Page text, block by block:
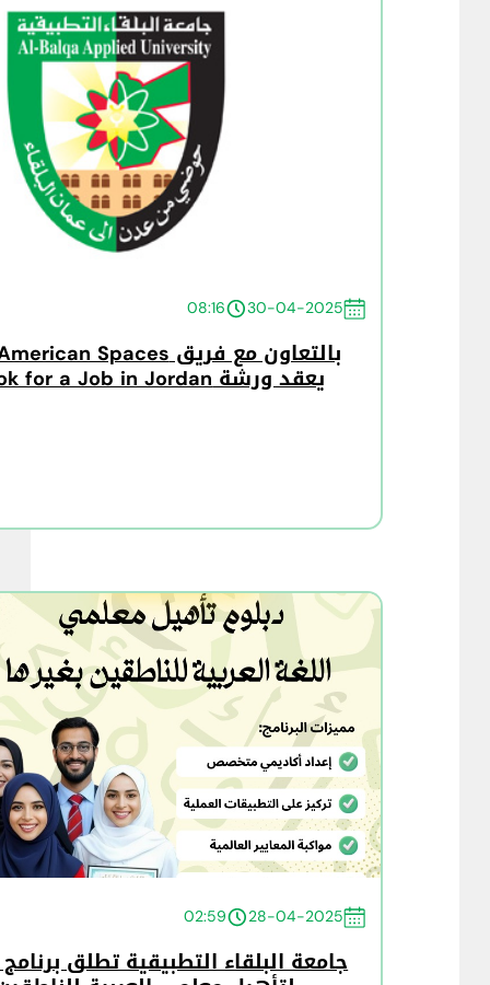
30-04-2025
08:16
يعقد ورشة How to Look for a Job in Jordan
28-04-2025
02:59
جامعة البلقاء التطبيقية تطلق